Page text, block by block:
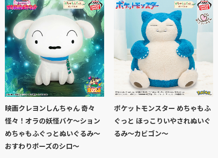
映画クレヨンしんちゃん 奇々
怪々！オラの妖怪バケ～ション
めちゃもふぐっとぬいぐるみ～
おすわりポーズのシロ～
ポケットモンスター めちゃもふ
ぐっと ほっこりいやされぬいぐ
るみ～カビゴン～